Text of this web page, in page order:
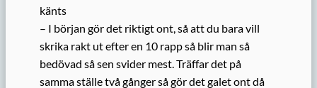
känts
– I början gör det riktigt ont, så att du bara vill
skrika rakt ut efter en 10 rapp så blir man så
bedövad så sen svider mest. Träffar det på
samma ställe två gånger så gör det galet ont då